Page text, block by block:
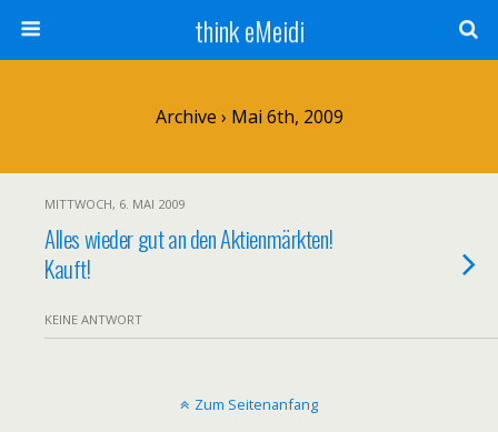
think eMeidi
Archive › Mai 6th, 2009
MITTWOCH, 6. MAI 2009
Alles wieder gut an den Aktienmärkten!
Kauft!
KEINE ANTWORT
Zum Seitenanfang